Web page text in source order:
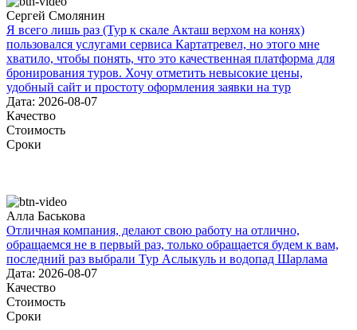
Сергей Смолянин
Я всего лишь раз (Тур к скале Акташ верхом на конях)
пользовался услугами сервиса Картатревел, но этого мне
хватило, чтобы понять, что это качественная платформа для
бронирования туров. Хочу отметить невысокие цены,
удобный сайт и простоту оформления заявки на тур
Дата: 2026-08-07
Качество
Стоимость
Сроки
Алла Баськова
Отличная компания, делают свою работу на отлично,
обращаемся не в первый раз, только обращается будем к вам,
последний раз выбрали Тур Аслыкуль и водопад Шарлама
Дата: 2026-08-07
Качество
Стоимость
Сроки